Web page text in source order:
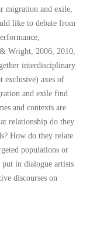
migration and exile,
like to debate from
Wright, 2006, 2010,
interdisciplinary
exclusive) axes of
and exile find
and contexts are
relationship do they
How do they relate
populations or
put in dialogue artists
discourses on